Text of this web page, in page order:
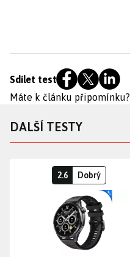
Sdílet test
Máte k článku připomínku?
DALŠÍ TESTY
2.6 Dobrý